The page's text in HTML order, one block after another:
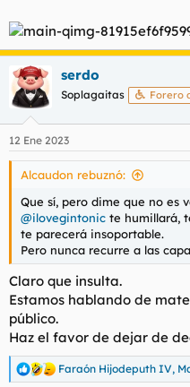
serdo
Soplagaitas Forero
12 Ene 2023
Alcaudon rebuznó:
Que sí, pero dime que no es
@ilovegintonic te humillará,
te parecerá insoportable.
Pero nunca recurre a las
Claro que insulta.
Estamos hablando de
público.
Haz el favor de dejar de
R
Faraón Hijodeputh IV,